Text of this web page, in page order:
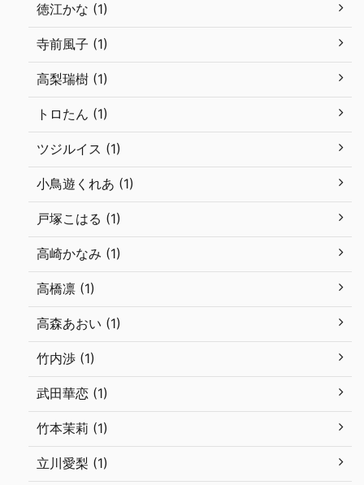
徳江かな (1)
寺前風子 (1)
高梨瑞樹 (1)
トロたん (1)
ツジルイス (1)
小鳥遊くれあ (1)
戸塚こはる (1)
高崎かなみ (1)
高橋凛 (1)
高森あおい (1)
竹内渉 (1)
武田華恋 (1)
竹本茉莉 (1)
立川愛梨 (1)